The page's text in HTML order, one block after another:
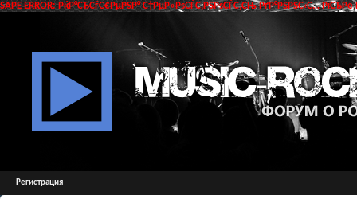
SAPE ERROR: РќР°СЂСѓС€РµРЅР° С†РµР»РѕСЃС‚РЅРѕСЃС‚СЊ РґР°РЅРЅС‹С…
Регистрация